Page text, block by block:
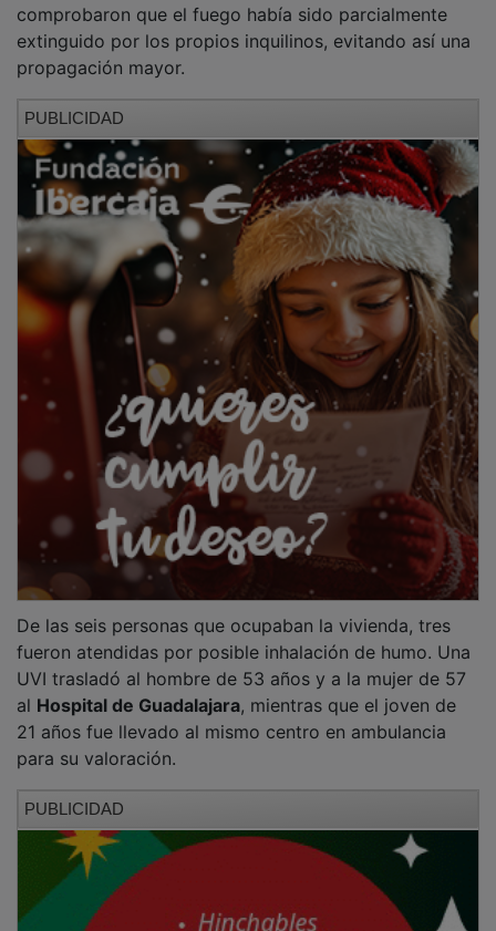
comprobaron que el fuego había sido parcialmente
extinguido por los propios inquilinos, evitando así una
propagación mayor.
PUBLICIDAD
De las seis personas que ocupaban la vivienda, tres
fueron atendidas por posible inhalación de humo. Una
UVI trasladó al hombre de 53 años y a la mujer de 57
al Hospital de Guadalajara, mientras que el joven de
21 años fue llevado al mismo centro en ambulancia
para su valoración.
PUBLICIDAD